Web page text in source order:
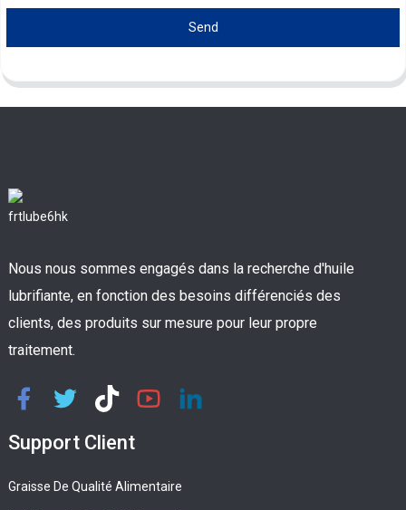
Send
Nous nous sommes engagés dans la recherche d'huile
lubrifiante, en fonction des besoins différenciés des
clients, des produits sur mesure pour leur propre
traitement.
Support Client
Graisse De Qualité Alimentaire